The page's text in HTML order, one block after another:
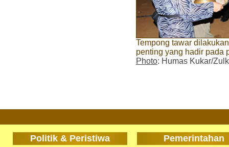
Tempong tawar
penting yang hadir pada
Photo: Humas Kukar/
Politik & Peristiwa Pemerintahan